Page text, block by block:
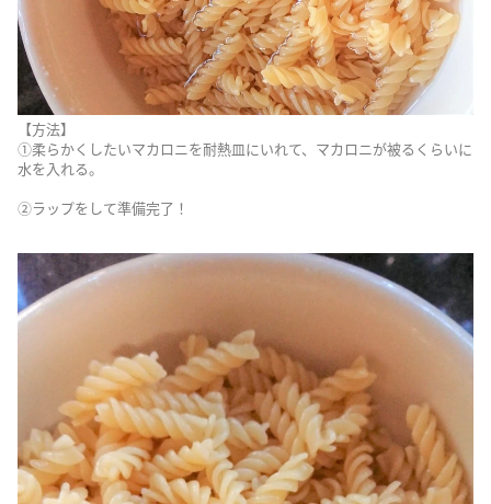
【方法】
①柔らかくしたいマカロニを耐熱皿にいれて、マカロニが被るくらいに
水を入れる。
②ラップをして準備完了！